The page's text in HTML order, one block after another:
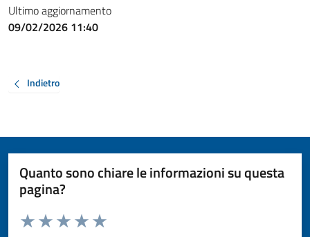
Ultimo aggiornamento
09/02/2026 11:40
Indietro
Quanto sono chiare le informazioni su questa
pagina?
Valuta da 1 a 5 stelle la pagina